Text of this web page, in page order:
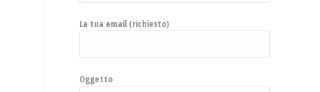
La tua email (richiesto)
Oggetto